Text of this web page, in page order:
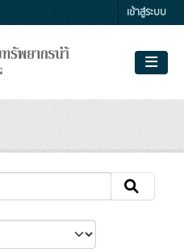
เข้าสู่ระบบ